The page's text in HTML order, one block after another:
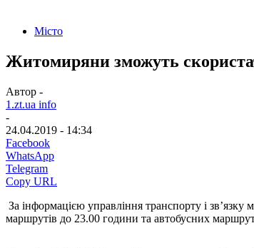
Місто
Житомиряни зможуть
Автор -
1.zt.ua info
-
24.04.2019 - 14:34
Facebook
WhatsApp
Telegram
Copy URL
За інформацією управління транспорту і
маршрутів до 23.00 години та автобусних